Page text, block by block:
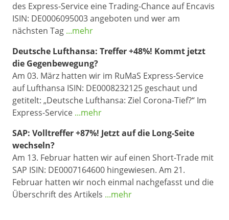
des Express-Service eine Trading-Chance auf Encavis
ISIN: DE0006095003 angeboten und wer am
nächsten Tag ...mehr
Deutsche Lufthansa: Treffer +48%! Kommt jetzt
die Gegenbewegung?
Am 03. März hatten wir im RuMaS Express-Service
auf Lufthansa ISIN: DE0008232125 geschaut und
getitelt: „Deutsche Lufthansa: Ziel Corona-Tief?“ Im
Express-Service ...mehr
SAP: Volltreffer +87%! Jetzt auf die Long-Seite
wechseln?
Am 13. Februar hatten wir auf einen Short-Trade mit
SAP ISIN: DE0007164600 hingewiesen. Am 21.
Februar hatten wir noch einmal nachgefasst und die
Überschrift des Artikels ...mehr